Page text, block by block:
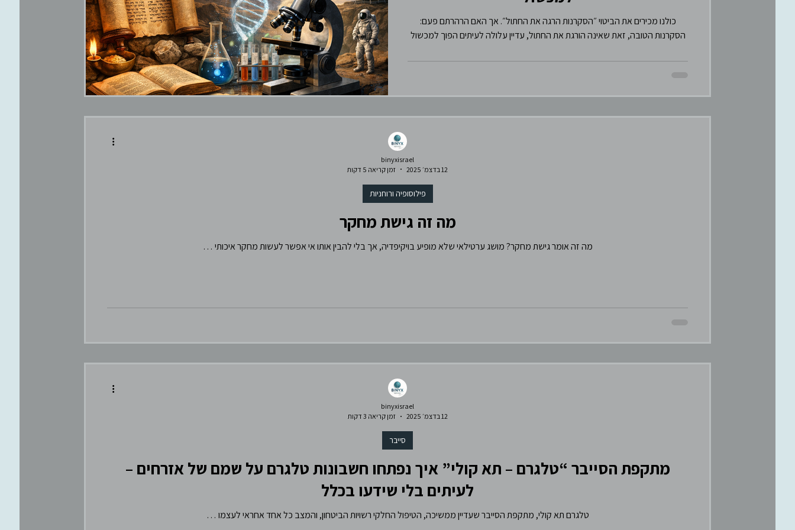
therasocial תרסושל ברסלב פוליטיקה
פילוסופיה
רוחניות
בינה מלאכותית בלשנות
כולנו מכירים את הביטוי ״הסקרנות הרגה את החתול״. אך האם הרהרתם פעם:
הסקרנות הטובה, זאת שאינה הורגת את החתול, עדיין עלולה לעיתים הפוך למכשול
מה זה גישת מחקר
מה זה אומר גישת מחקר? מושג ערטילאי שלא מופיע בויקיפדיה, אך בלי להבין אותו אי אפשר לעשות מחקר איכותי …
פילוסופיה ורוחניות
binyxisrael
12 בדצמ׳ 2025
זמן קריאה 5 דקות
מתקפת הסייבר “טלגרם – תא קולי” איך נפתחו חשבונות טלגרם על שמם של אזרחים –
לעיתים בלי שידעו בכלל
טלגרם תא קולי, מתקפת הסייבר שעדיין ממשיכה, הטיפול החלקי רשויות הביטחון, והמצב כל אחד אחראי לעצמו …
סייבר
binyxisrael
12 בדצמ׳ 2025
זמן קריאה 3 דקות